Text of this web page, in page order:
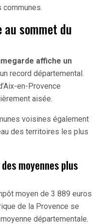
sommet du
affiche un
record départemental.
en-Provence
aisée.
voisines également
des territoires les plus
moyennes plus
moyen de 3 889 euros
de la Provence se
départementale.